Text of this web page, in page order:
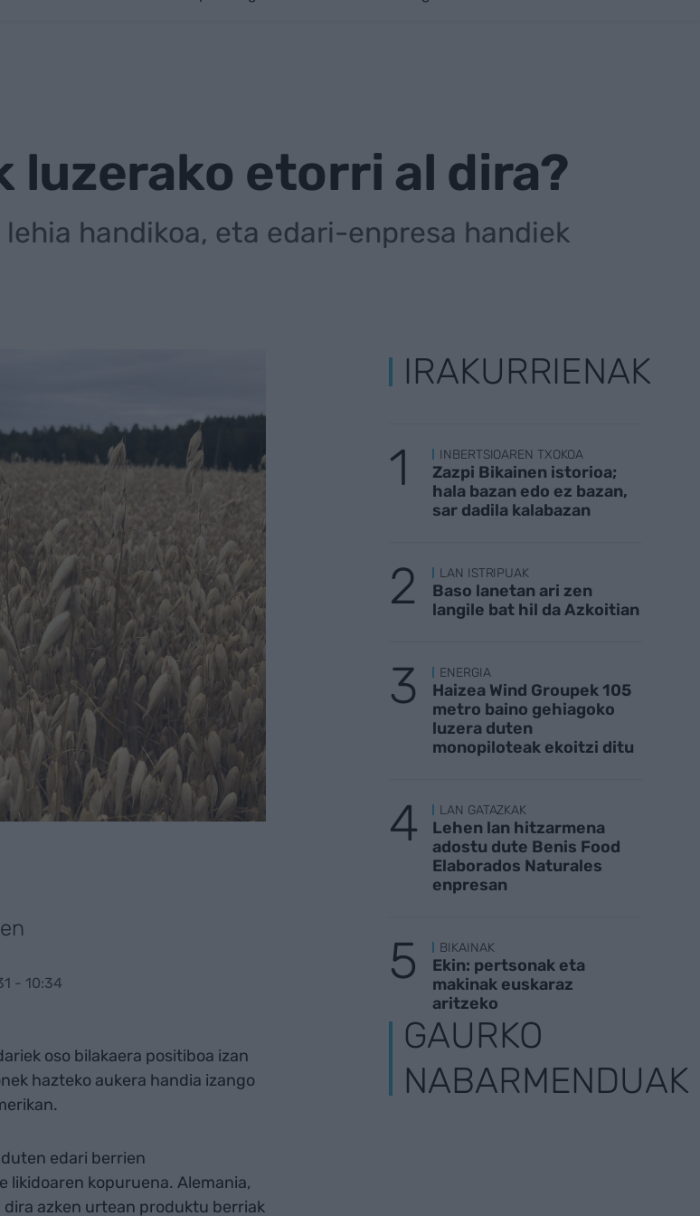
luzerako etorri al dira?
handikoa, eta edari-enpresa handiek
- 10:34
oso bilakaera positiboa izan
hazteko aukera handia izango
edari berrien
likidoaren kopuruena. Alemania,
dira azken urtean produktu berriak
IRAKURRIENAK
INBERTSIOAREN TXOKOA
Zazpi Bikainen istorioa;
hala bazan edo ez bazan,
sar dadila kalabazan
LAN ISTRIPUAK
Baso lanetan ari zen
langile bat hil da Azkoitian
ENERGIA
Haizea Wind Groupek 105
metro baino gehiagoko
luzera duten
monopiloteak ekoitzi ditu
LAN GATAZKAK
Lehen lan hitzarmena
adostu dute Benis Food
Elaborados Naturales
enpresan
BIKAINAK
Ekin: pertsonak eta
makinak euskaraz
aritzeko
GAURKO
NABARMENDUAK